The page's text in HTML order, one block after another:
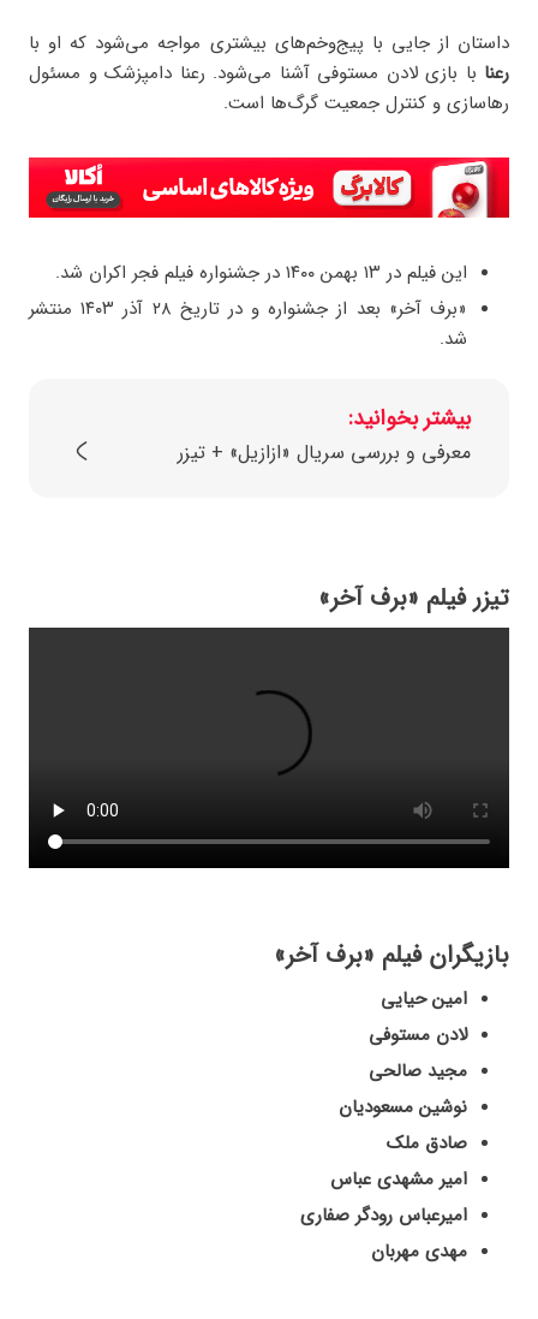
داستان از جایی با پیج‌وخم‌های بیشتری مواجه می‌شود که او با
رعنا با بازی لادن مستوفی آشنا می‌شود. رعنا دامپزشک و مسئول
رهاسازی و کنترل جمعیت گرگ‌ها است.
این فیلم در ۱۳ بهمن ۱۴۰۰ در جشنواره فیلم فجر اکران شد.
«برف آخر» بعد از جشنواره و در تاریخ ۲۸ آذر ۱۴۰۳ منتشر
شد.
بیشتر بخوانید:
معرفی و بررسی سریال «ازازیل» + تیزر
تیزر فیلم «برف آخر»
بازیگران فیلم «برف آخر»
امین حیایی
لادن مستوفی
مجید صالحی
نوشین مسعودیان
صادق ملک
امیر مشهدی عباس
امیرعباس رودگر صفاری
مهدی مهربان